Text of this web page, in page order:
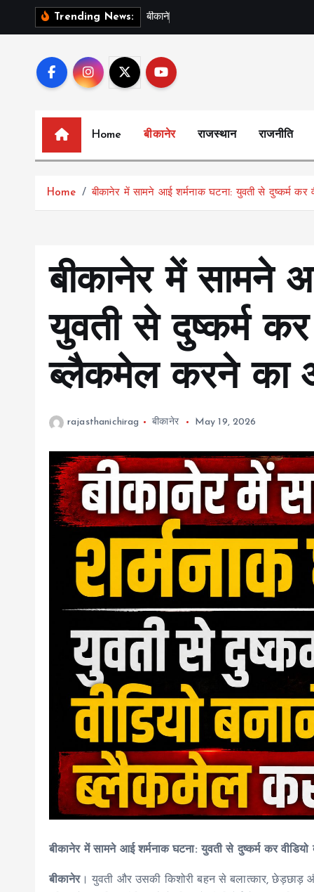
Trending News: बकन
Home बीकानेर राजस्थान राजनीति
Home बीकानेर में सामने आई शर्मनाक घटना: युवती से दुष्कर्म
बीकानेर में सामने
युवती से दुष्कर्म
ब्लैकमेल करने का
rajasthanichirag बीकानेर May 19, 2026
बीकानेर में सामने आई शर्मनाक घटना: युवती से दुष्कर्म कर
बीकानेर। युवती और उसकी किशोरी बहन से बलात्कार, छेड़छाड़